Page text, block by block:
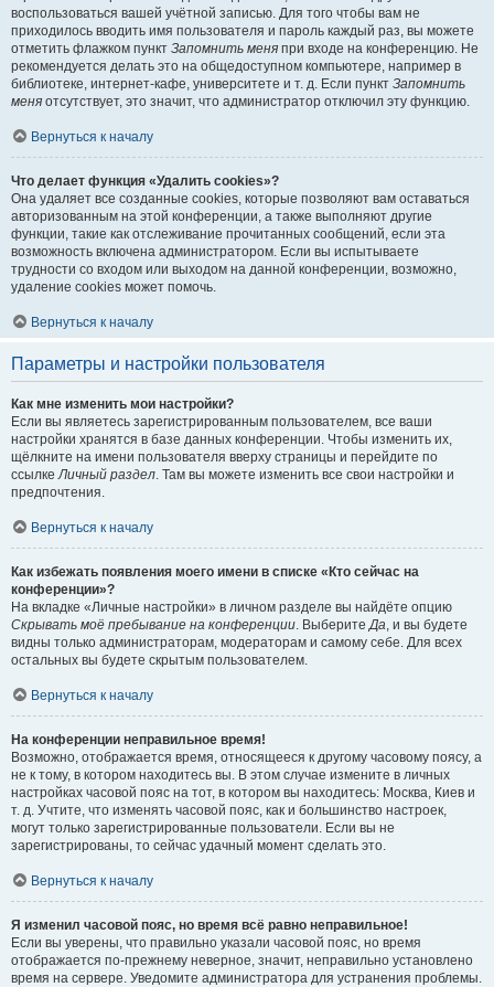
воспользоваться вашей учётной записью. Для того чтобы вам не
приходилось вводить имя пользователя и пароль каждый раз, вы можете
отметить флажком пункт Запомнить меня при входе на конференцию. Не
рекомендуется делать это на общедоступном компьютере, например в
библиотеке, интернет-кафе, университете и т. д. Если пункт Запомнить
меня отсутствует, это значит, что администратор отключил эту функцию.
Вернуться к началу
Что делает функция «Удалить cookies»?
Она удаляет все созданные cookies, которые позволяют вам оставаться
авторизованным на этой конференции, а также выполняют другие
функции, такие как отслеживание прочитанных сообщений, если эта
возможность включена администратором. Если вы испытываете
трудности со входом или выходом на данной конференции, возможно,
удаление cookies может помочь.
Вернуться к началу
Параметры и настройки пользователя
Как мне изменить мои настройки?
Если вы являетесь зарегистрированным пользователем, все ваши
настройки хранятся в базе данных конференции. Чтобы изменить их,
щёлкните на имени пользователя вверху страницы и перейдите по
ссылкеЛичный раздел. Там вы можете изменить все свои настройки и
предпочтения.
Вернуться к началу
Как избежать появления моего имени в списке «Кто сейчас на
конференции»?
На вкладке «Личные настройки» в личном разделе вы найдёте опцию
Скрывать моё пребывание на конференции. ВыберитеДа, и вы будете
видны только администраторам, модераторам и самому себе. Для всех
остальных вы будете скрытым пользователем.
Вернуться к началу
На конференции неправильное время!
Возможно, отображается время, относящееся к другому часовому поясу, а
не к тому, в котором находитесь вы. В этом случае измените в личных
настройках часовой пояс на тот, в котором вы находитесь: Москва, Киев и
т. д. Учтите, что изменять часовой пояс, как и большинство настроек,
могут только зарегистрированные пользователи. Если вы не
зарегистрированы, то сейчас удачный момент сделать это.
Вернуться к началу
Я изменил часовой пояс, но время всё равно неправильное!
Если вы уверены, что правильно указали часовой пояс, но время
отображается по-прежнему неверное, значит, неправильно установлено
время на сервере. Уведомите администратора для устранения проблемы.